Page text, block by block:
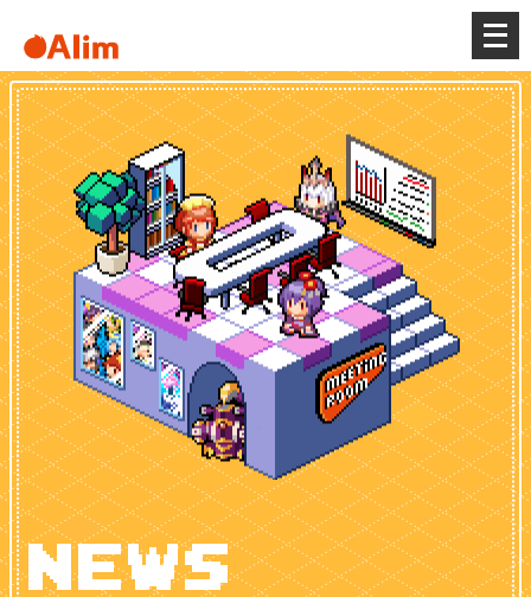
メ
ニ
ュ
ー
を
開
く